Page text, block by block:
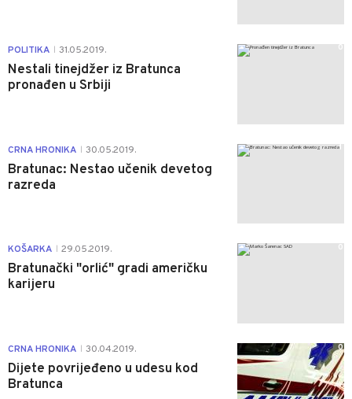
POLITIKA 31.05.2019.
Nestali tinejdžer iz Bratunca
pronađen u Srbiji
0
CRNA HRONIKA 30.05.2019.
Bratunac: Nestao učenik devetog
razreda
1
KOŠARKA 29.05.2019.
Bratunački "orlić" gradi američku
karijeru
0
CRNA HRONIKA 30.04.2019.
Dijete povrijeđeno u udesu kod
Bratunca
0